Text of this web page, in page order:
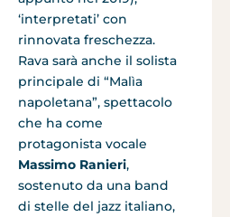
‘interpretati’ con
rinnovata freschezza.
Rava sarà anche il solista
principale di “Malìa
napoletana”, spettacolo
che ha come
protagonista vocale
Massimo Ranieri,
sostenuto da una band
di stelle del jazz italiano,